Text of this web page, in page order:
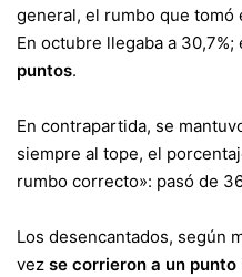
general, el rumbo que
En octubre llegaba a 30,7%;
puntos.
En contrapartida, se
siempre al tope, el
rumbo correcto»: pasó de
Los desencantados, según
vez se corrieron a un